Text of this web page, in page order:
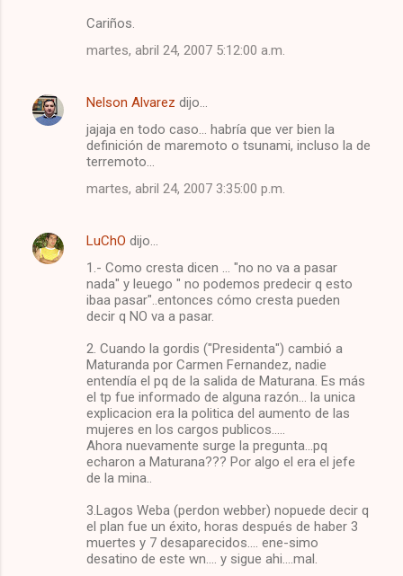
Cariños.
martes, abril 24, 2007 5:12:00 a.m.
Nelson Alvarez dijo…
jajaja en todo caso... habría que ver bien la
definición de maremoto o tsunami, incluso la de
terremoto...
martes, abril 24, 2007 3:35:00 p.m.
LuChO dijo…
1.- Como cresta dicen ... "no no va a pasar
nada" y leuego " no podemos predecir q esto
ibaa pasar"..entonces cómo cresta pueden
decir q NO va a pasar.
2. Cuando la gordis ("Presidenta") cambió a
Maturanda por Carmen Fernandez, nadie
entendía el pq de la salida de Maturana. Es más
el tp fue informado de alguna razón... la unica
explicacion era la politica del aumento de las
mujeres en los cargos publicos.....
Ahora nuevamente surge la pregunta...pq
echaron a Maturana??? Por algo el era el jefe
de la mina..
3.Lagos Weba (perdon webber) nopuede decir q
el plan fue un éxito, horas después de haber 3
muertes y 7 desaparecidos.... ene-simo
desatino de este wn.... y sigue ahi....mal.